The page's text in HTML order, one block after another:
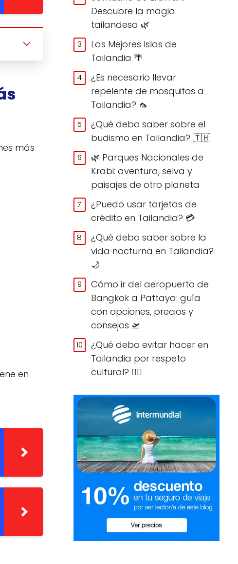
más
en
Descubre la magia
tailandesa 🌿
Las Mejores Islas de
Tailandia 🌴
¿Es necesario llevar
repelente de mosquitos a
Tailandia? 🦟
¿Qué debo saber sobre el
budismo en Tailandia? 🇹🇭
🌿 Parques Nacionales de
Krabi: aventura, selva y
paisajes de otro planeta
¿Puedo usar tarjetas de
crédito en Tailandia? 💳
¿Qué debo saber sobre la
vida nocturna en Tailandia?
🌙
Cómo ir del aeropuerto de
Bangkok a Pattaya: guía
con opciones, precios y
consejos 🛫
¿Qué debo evitar hacer en
Tailandia por respeto
cultural? 🙅‍♀️